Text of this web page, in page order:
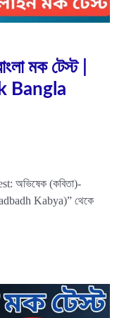
মক টেস্ট |
Bangla
অভিষেক (কবিতা)-
Kabya)” থেকে